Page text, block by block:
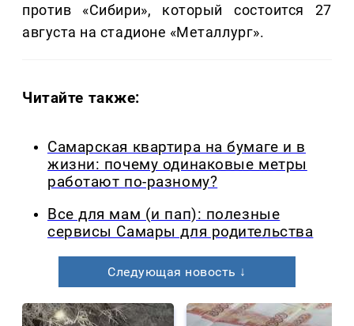
против «Сибири», который состоится 27
августа на стадионе «Металлург».
Читайте также:
Самарская квартира на бумаге и в
жизни: почему одинаковые метры
работают по-разному?
Все для мам (и пап): полезные
сервисы Самары для родительства
Следующая новость ↓